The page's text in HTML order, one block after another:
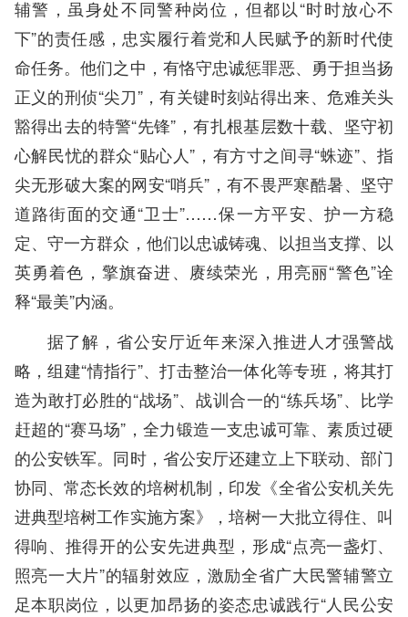
辅警，虽身处不同警种岗位，但都以“时时放心不
下”的责任感，忠实履行着党和人民赋予的新时代使
命任务。他们之中，有恪守忠诚惩罪恶、勇于担当扬
正义的刑侦“尖刀”，有关键时刻站得出来、危难关头
豁得出去的特警“先锋”，有扎根基层数十载、坚守初
心解民忧的群众“贴心人”，有方寸之间寻“蛛迹”、指
尖无形破大案的网安“哨兵”，有不畏严寒酷暑、坚守
道路街面的交通“卫士”……保一方平安、护一方稳
定、守一方群众，他们以忠诚铸魂、以担当支撑、以
英勇着色，擎旗奋进、赓续荣光，用亮丽“警色”诠
释“最美”内涵。
据了解，省公安厅近年来深入推进人才强警战
略，组建“情指行”、打击整治一体化等专班，将其打
造为敢打必胜的“战场”、战训合一的“练兵场”、比学
赶超的“赛马场”，全力锻造一支忠诚可靠、素质过硬
的公安铁军。同时，省公安厅还建立上下联动、部门
协同、常态长效的培树机制，印发《全省公安机关先
进典型培树工作实施方案》，培树一大批立得住、叫
得响、推得开的公安先进典型，形成“点亮一盏灯、
照亮一大片”的辐射效应，激励全省广大民警辅警立
足本职岗位，以更加昂扬的姿态忠诚践行“人民公安